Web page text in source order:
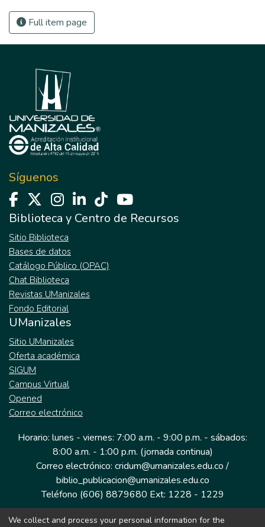
Full item page
Síguenos
Biblioteca y Centro de Recursos
Sitio Biblioteca
Bases de datos
Catálogo Público (OPAC)
Chat Biblioteca
Revistas UManizales
Fondo Editorial
UManizales
Sitio UManizales
Oferta académica
SIGUM
Campus Virtual
Opened
Correo electrónico
Horario: lunes - viernes: 7:00 a.m. - 9:00 p.m. - sábados:
8:00 a.m. - 1:00 p.m. (jornada continua)
Correo electrónico: cridum@umanizales.edu.co /
biblio_publicacion@umanizales.edu.co
Teléfono (606) 8879680 Ext: 1228 - 1229
Dirección: Cra 9 a # 19-03 Edificio histórico, piso 1
We collect and process your personal information for the